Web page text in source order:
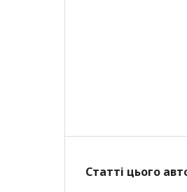
Статті цього